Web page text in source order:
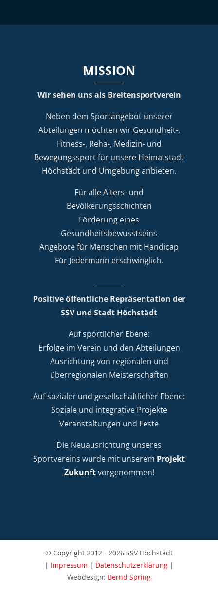
MISSION
Wir sehen uns als Breitensportverein
Neben dem Sportangebot unserer
Abteilungen möchten wir Gesundheit-,
Fitness-, Reha-, Medizin- und
Bewegungssport für unsere Heimatstadt
Höchstädt und Umgebung anbieten.
Für alle Alters- und
Bevölkerungsschichten
Förderung eines
Gesundheitsbewusstseins
Angebote für Menschen mit Handicap
Für Jedermann erschwinglich.
Positive öffentliche Repräsentation der
SSV und Stadt Höchstädt
Auf sportlicher Ebene:
Erfolge im Verein und den Abteilungen
Ausrichtung von regionalen und
überregionalen Meisterschaften
Auf sozialer und gesellschaftlicher Ebene:
Soziale und integrative Projekte
Veranstaltungen und Feste
Die Neuausrichtung unseres
Sportvereins wurde mit unserem Projekt
Zukunftvorgenommen!
© Copyright 2012 - 2026 SSV Höchstädt
| Impressum | Datenschutzerklärung|
Webdesign: Bernd Spring